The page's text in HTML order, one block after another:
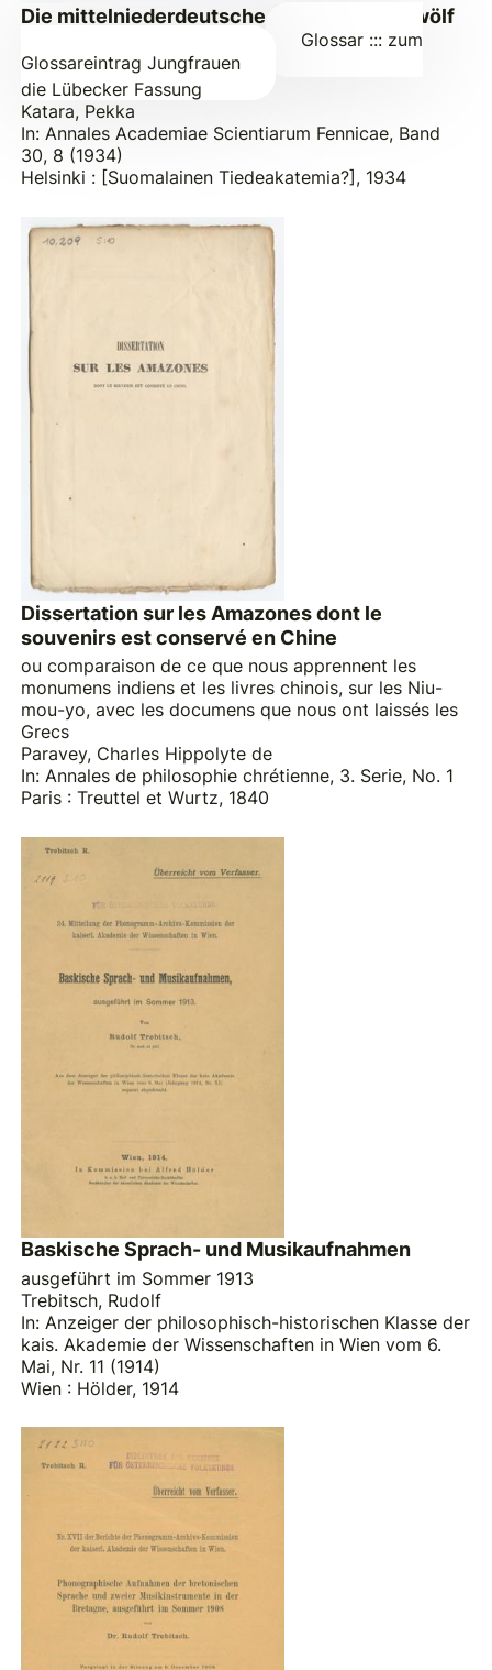
Die mittelniederdeutsche Allegorie von zwölf
Glossar ::: zum
Glossareintrag Jungfrauen
die Lübecker Fassung
Katara, Pekka
In: Annales Academiae Scientiarum Fennicae, Band
30, 8 (1934)
Helsinki : [Suomalainen Tiedeakatemia?], 1934
Dissertation sur les Amazones dont le
souvenirs est conservé en Chine
ou comparaison de ce que nous apprennent les
monumens indiens et les livres chinois, sur les Niu-
mou-yo, avec les documens que nous ont laissés les
Grecs
Paravey, Charles Hippolyte de
In: Annales de philosophie chrétienne, 3. Serie, No. 1
Paris : Treuttel et Wurtz, 1840
Baskische Sprach- und Musikaufnahmen
ausgeführt im Sommer 1913
Trebitsch, Rudolf
In: Anzeiger der philosophisch-historischen Klasse der
kais. Akademie der Wissenschaften in Wien vom 6.
Mai, Nr. 11 (1914)
Wien : Hölder, 1914